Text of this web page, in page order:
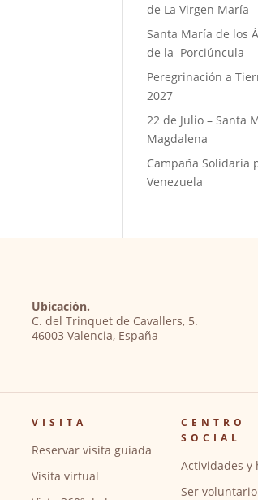
de La Virgen María
Santa María de los
de la Porciúncula
Peregrinación a
2027
22 de Julio – Santa
Magdalena
Campaña Solidaria
Venezuela
Ubicación.
C. del Trinquet de Cavallers, 5.
46003 Valencia, España
VISITA
Reservar visita guiada
Visita virtual
CENTRO
SOCIAL
Actividades y
Ser voluntario